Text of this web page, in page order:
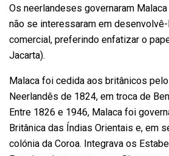
Os neerlandeses governaram
não se interessaram em
comercial, preferindo enfatizar o
Jacarta).
Malaca foi cedida aos britânicos
Neerlandês de 1824, em troca de
Entre 1826 e 1946, Malaca foi
Britânica das Índias Orientais e, em
colónia da Coroa. Integrava os